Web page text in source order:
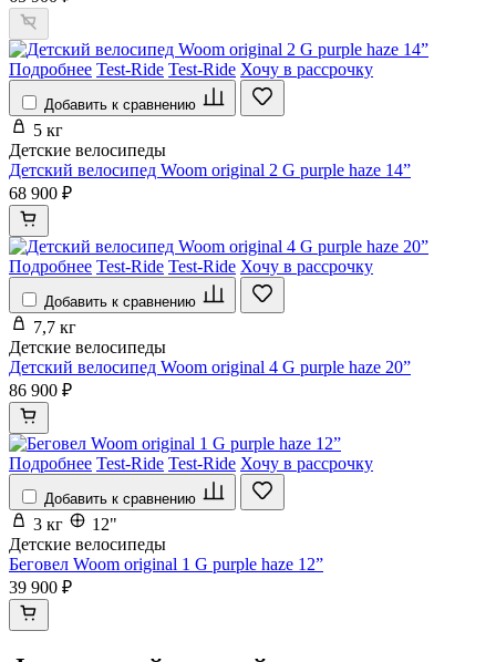
Подробнее Test-Ride Test-Ride Хочу в рассрочку
Добавить к сравнению
5 кг
Детские велосипеды
Детский велосипед Woom original 2 G purple haze 14”
68 900 ₽
Подробнее Test-Ride Test-Ride Хочу в рассрочку
Добавить к сравнению
7,7 кг
Детские велосипеды
Детский велосипед Woom original 4 G purple haze 20”
86 900 ₽
Подробнее Test-Ride Test-Ride Хочу в рассрочку
Добавить к сравнению
3 кг
12"
Детские велосипеды
Беговел Woom original 1 G purple haze 12”
39 900 ₽